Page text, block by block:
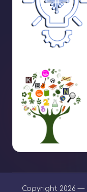
Copyright 2026 —